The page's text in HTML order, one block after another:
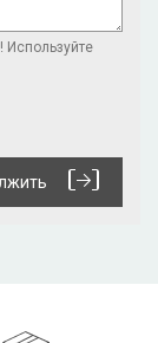
Используйте